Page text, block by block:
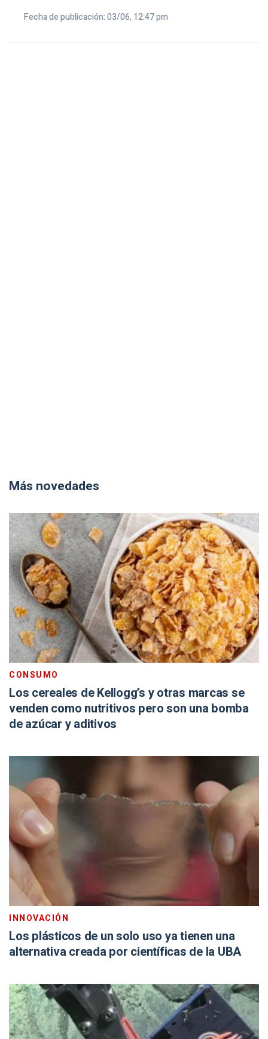
Fecha de publicación: 03/06, 12:47 pm
Más novedades
CONSUMO
Los cereales de Kellogg’s y otras marcas se
venden como nutritivos pero son una bomba
de azúcar y aditivos
INNOVACIÓN
Los plásticos de un solo uso ya tienen una
alternativa creada por científicas de la UBA